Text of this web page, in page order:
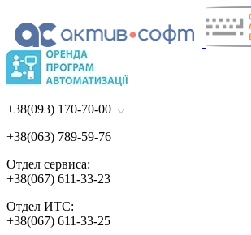
+38(093) 170-70-00
+38(063) 789-59-76
Отдел сервиса:
+38(067) 611-33-23
Отдел ИТС:
+38(067) 611-33-25